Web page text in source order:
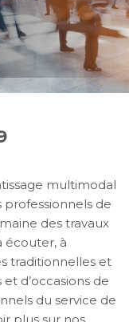
multimodal
de
des travaux
écouter, à
traditionnelles et
d’occasions de
du service de